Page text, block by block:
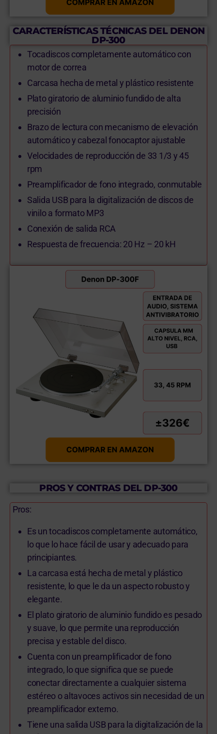
CARACTERÍSTICAS TÉCNICAS DEL DENON
DP-300
Tocadiscos completamente automático con
motor de correa
Carcasa hecha de metal y plástico resistente
Plato giratorio de aluminio fundido de alta
precisión
Brazo de lectura con mecanismo de elevación
automático y cabezal fonocaptor ajustable
Velocidades de reproducción de 33 1/3 y 45
rpm
Preamplificador de fono integrado, conmutable
Salida USB para la digitalización de discos de
vinilo a formato MP3
Conexión de salida RCA
Respuesta de frecuencia: 20 Hz – 20 kH
PROS Y CONTRAS DEL DP-300
Pros:
Es un tocadiscos completamente automático,
lo que lo hace fácil de usar y adecuado para
principiantes.
La carcasa está hecha de metal y plástico
resistente, lo que le da un aspecto robusto y
elegante.
El plato giratorio de aluminio fundido es pesado
y suave, lo que permite una reproducción
precisa y estable del disco.
Cuenta con un preamplificador de fono
integrado, lo que significa que se puede
conectar directamente a cualquier sistema
estéreo o altavoces activos sin necesidad de un
preamplificador externo.
Tiene una salida USB para la digitalización de la